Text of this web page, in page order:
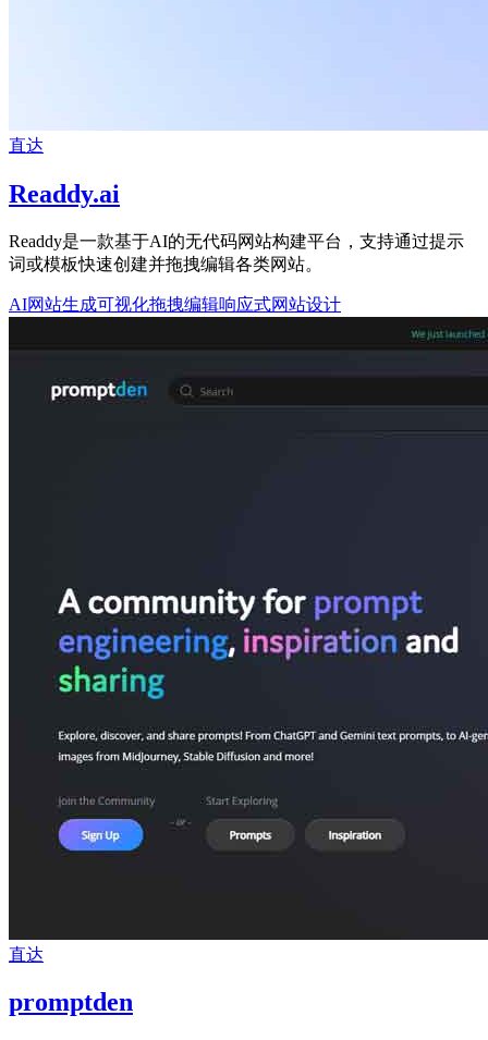
直达
Readdy.ai
Readdy是一款基于AI的无代码网站构建平台，支持通过提示
词或模板快速创建并拖拽编辑各类网站。
AI网站生成可视化拖拽编辑响应式网站设计
直达
promptden